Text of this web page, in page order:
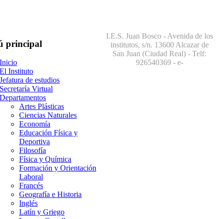
principal
Inicio
El Instituto
Jefatura de estudios
Secretaría Virtual
Departamentos
Artes Plásticas
Ciencias Naturales
Economía
Educación Física y
Deportiva
Filosofía
Física y Química
Formación y Orientación
Laboral
Francés
Geografía e Historia
Inglés
Latín y Griego
I.E.S. Juan Bosco - Avenida de los
institutos, s/n. 13600 Alcazar de
San Juan (Ciudad Real) - Telf:
926540369- e-